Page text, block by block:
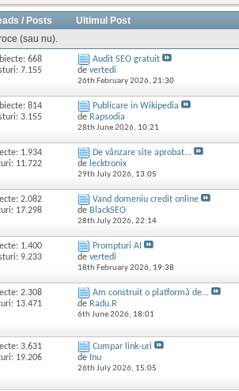
/ Posts
Ultimul Post
(sau nu).
668
7.155
Audit SEO gratuit
de vertedi
26th February 2026, 21:30
814
3.155
Publicare in Wikipedia
de Rapsodia
28th June 2026, 10:21
1.934
11.722
De vânzare site aprobat...
de lecktronix
29th July 2026, 13:05
2.082
17.298
Vand domeniu credit online
de BlackSEO
28th July 2026, 22:14
1.400
9.233
Prompturi AI
de vertedi
18th February 2026, 19:38
2.308
13.471
Am construit o platformă de...
de Radu.R
6th June 2026, 18:01
3.631
19.206
Cumpar link-uri
de Inu
26th July 2026, 15:05